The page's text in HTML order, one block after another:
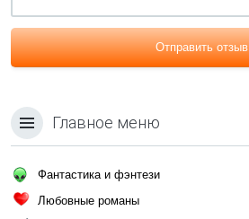
Отправить отзыв
Главное меню
Фантастика и фэнтези
Любовные романы